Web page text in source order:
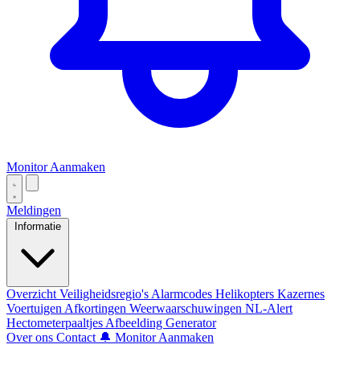
Monitor Aanmaken
Meldingen
Informatie
Overzicht Veiligheidsregio's Alarmcodes Helikopters Kazernes
Voertuigen Afkortingen Weerwaarschuwingen NL-Alert
Hectometerpaaltjes Afbeelding Generator
Over ons Contact 🔔 Monitor Aanmaken